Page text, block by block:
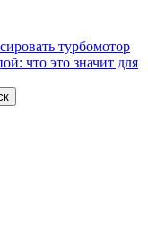
турбомотор
что это значит для